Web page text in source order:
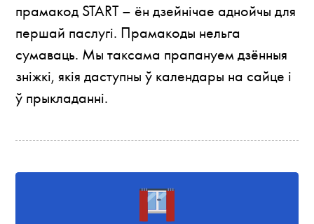
прамакод START – ён дзейнічае аднойчы для
першай паслугі. Прамакоды нельга
сумаваць. Мы таксама прапануем дзённыя
зніжкі, якія даступны ў календары на сайце і
ў прыкладанні.